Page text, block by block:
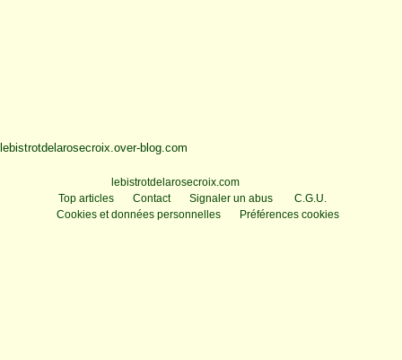
lebistrotdelarosecroix.over-blog.com
lebistrotdelarosecroix.com
Top articles
Contact Signaler un abus
C.G.U.
Cookies et données personnelles
Préférences cookies